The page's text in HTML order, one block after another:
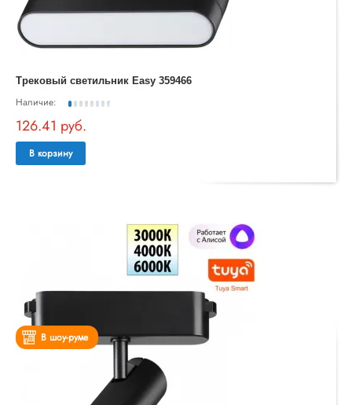
Трековый светильник Easy 359466
Наличие:
126.41 руб.
В корзину
В шоу-руме